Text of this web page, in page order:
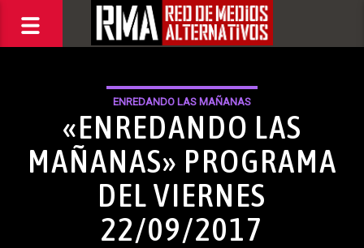
ENREDANDO LAS MAÑANAS
«ENREDANDO LAS
MAÑANAS» PROGRAMA
DEL VIERNES
22/09/2017